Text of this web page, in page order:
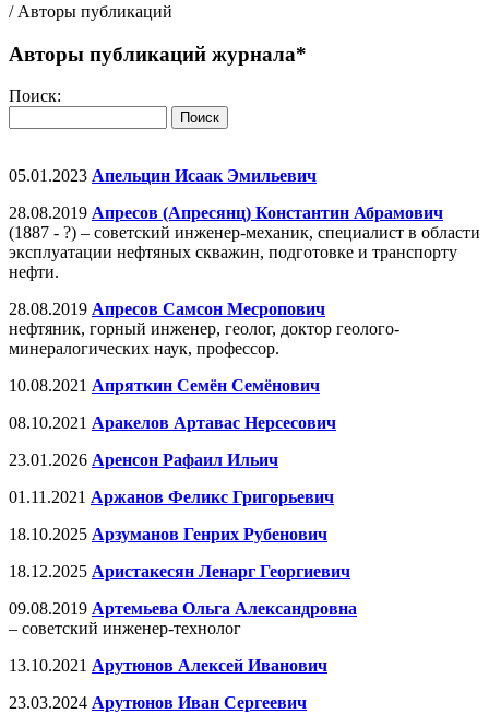
/ Авторы публикаций
Авторы публикаций журнала*
Поиск:
05.01.2023 Апельцин Исаак Эмильевич
28.08.2019 Апресов (Апресянц) Константин Абрамович
(1887 - ?) – советский инженер-механик, специалист в области
эксплуатации нефтяных скважин, подготовке и транспорту
нефти.
28.08.2019 Апресов Самсон Месропович
нефтяник, горный инженер, геолог, доктор геолого-
минералогических наук, профессор.
10.08.2021 Апряткин Семён Семёнович
08.10.2021 Аракелов Артавас Нерсесович
23.01.2026 Аренсон Рафаил Ильич
01.11.2021 Аржанов Феликс Григорьевич
18.10.2025 Арзуманов Генрих Рубенович
18.12.2025 Аристакесян Ленарг Георгиевич
09.08.2019 Артемьева Ольга Александровна
– советский инженер-технолог
13.10.2021 Арутюнов Алексей Иванович
23.03.2024 Арутюнов Иван Сергеевич